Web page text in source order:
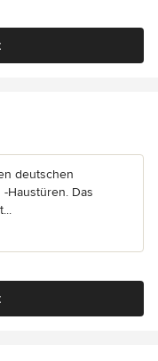
deutschen
Haustüren. Das